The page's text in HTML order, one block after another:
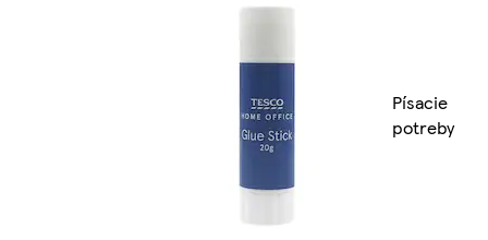
Písacie
potreby